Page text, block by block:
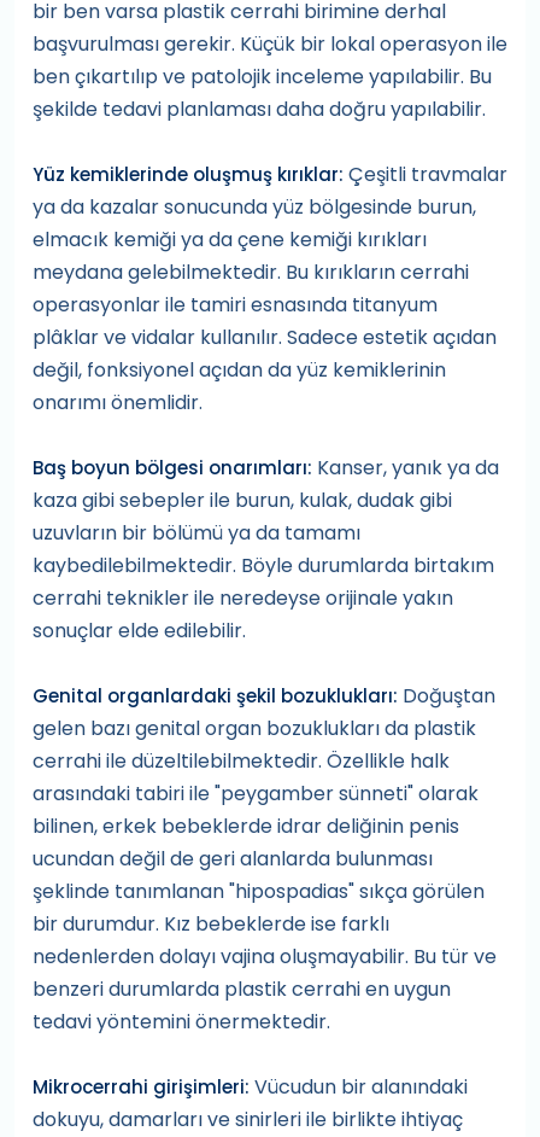
bir ben varsa plastik cerrahi birimine derhal
başvurulması gerekir. Küçük bir lokal operasyon ile
ben çıkartılıp ve patolojik inceleme yapılabilir. Bu
şekilde tedavi planlaması daha doğru yapılabilir.
Yüz kemiklerinde oluşmuş kırıklar: Çeşitli travmalar
ya da kazalar sonucunda yüz bölgesinde burun,
elmacık kemiği ya da çene kemiği kırıkları
meydana gelebilmektedir. Bu kırıkların cerrahi
operasyonlar ile tamiri esnasında titanyum
plâklar ve vidalar kullanılır. Sadece estetik açıdan
değil, fonksiyonel açıdan da yüz kemiklerinin
onarımı önemlidir.
Baş boyun bölgesi onarımları: Kanser, yanık ya da
kaza gibi sebepler ile burun, kulak, dudak gibi
uzuvların bir bölümü ya da tamamı
kaybedilebilmektedir. Böyle durumlarda birtakım
cerrahi teknikler ile neredeyse orijinale yakın
sonuçlar elde edilebilir.
Genital organlardaki şekil bozuklukları: Doğuştan
gelen bazı genital organ bozuklukları da plastik
cerrahi ile düzeltilebilmektedir. Özellikle halk
arasındaki tabiri ile "peygamber sünneti" olarak
bilinen, erkek bebeklerde idrar deliğinin penis
ucundan değil de geri alanlarda bulunması
şeklinde tanımlanan "hipospadias" sıkça görülen
bir durumdur. Kız bebeklerde ise farklı
nedenlerden dolayı vajina oluşmayabilir. Bu tür ve
benzeri durumlarda plastik cerrahi en uygun
tedavi yöntemini önermektedir.
Mikrocerrahi girişimleri: Vücudun bir alanındaki
dokuyu, damarları ve sinirleri ile birlikte ihtiyaç